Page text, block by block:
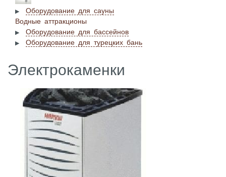
Оборудование для сауны
Водные аттракционы
Оборудование для бассейнов
Оборудование для турецких бань
Электрокаменки